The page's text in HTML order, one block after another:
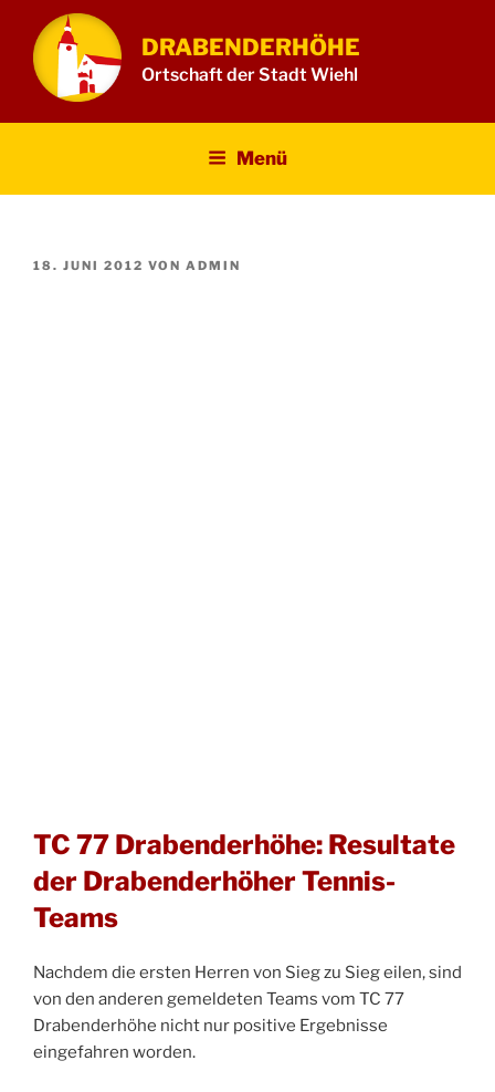
Inhalt
springen
DRABENDERHÖHE
Ortschaft der Stadt Wiehl
Menü
VERÖFFENTLICHT
18. JUNI 2012 VON ADMIN
TC 77 Drabenderhöhe: Resultate
der Drabenderhöher Tennis-
Teams
Nachdem die ersten Herren von Sieg zu Sieg eilen, sind
von den anderen gemeldeten Teams vom TC 77
Drabenderhöhe nicht nur positive Ergebnisse
eingefahren worden.